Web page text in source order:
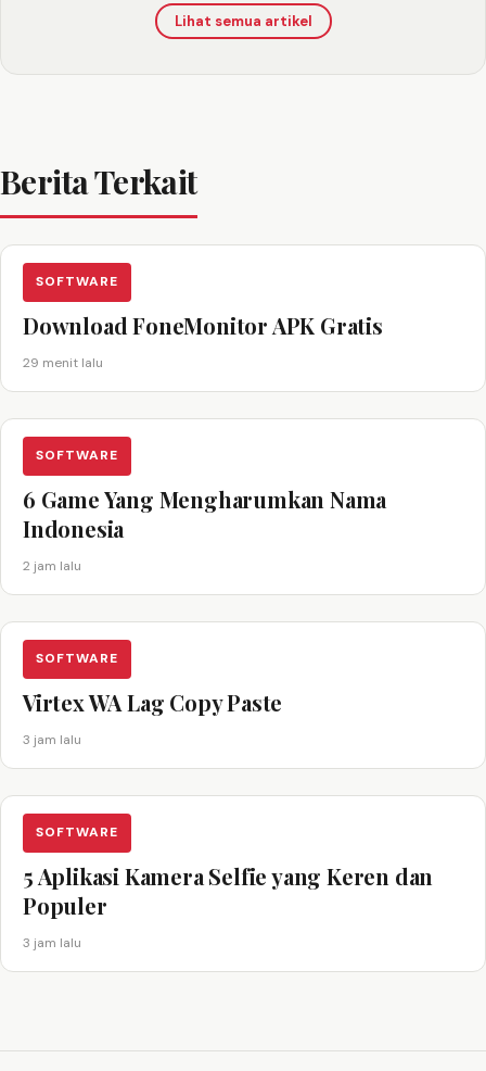
Lihat semua artikel
Berita Terkait
SOFTWARE
Download FoneMonitor APK Gratis
29 menit lalu
SOFTWARE
6 Game Yang Mengharumkan Nama
Indonesia
2 jam lalu
SOFTWARE
Virtex WA Lag Copy Paste
3 jam lalu
SOFTWARE
5 Aplikasi Kamera Selfie yang Keren dan
Populer
3 jam lalu